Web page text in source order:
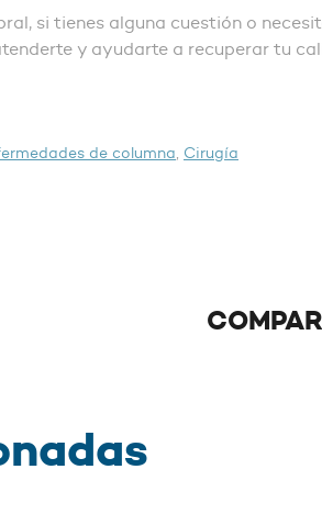
si tienes alguna cuestión o
y ayudarte a recuperar tu
de columna, Cirugía